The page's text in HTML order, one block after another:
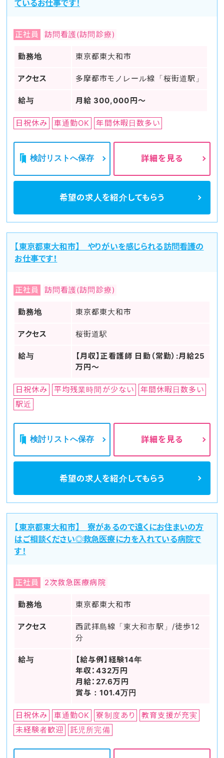
ているお仕事です！
正社員 訪問看護(訪問診療)
勤務地 東京都東大和市
アクセス 多摩都市モノレール線「桜街道駅」
給与 月給 300,000円〜
日祝休み 車通勤OK 年間休暇日数多い
検討リストへ保存 詳細を見る
希望の求人を紹介してもらう
【東京都東大和市】 やりがいを感じられる訪問看護の
お仕事です！
正社員 訪問看護(訪問診療)
勤務地 東京都東大和市
アクセス 桜街道駅
給与
【月収】正看護師 日勤（常勤）:月給25
万円～
日祝休み 平均残業時間が少ない
年間休暇日数多い
駅近
検討リストへ保存 詳細を見る
希望の求人を紹介してもらう
【東京都東大和市】 寮があるので遠くにお住まいの方
はご相談ください◎救急医療に力を入れている病院で
す！
正社員 2次救急医療病院
勤務地 東京都東大和市
アクセス
西武拝島線「東大和市駅」/徒歩12
分
給与
【給与例】経験14年
年収：432万円
月給：27.6万円
賞与：101.4万円
日祝休み 車通勤OK 寮制度あり
教育支援が充実
未経験者歓迎
託児所完備